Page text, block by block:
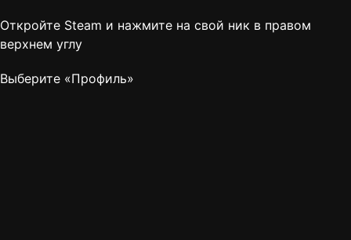
Откройте Steam и нажмите на свой ник в правом
верхнем углу
Выберите «Профиль»